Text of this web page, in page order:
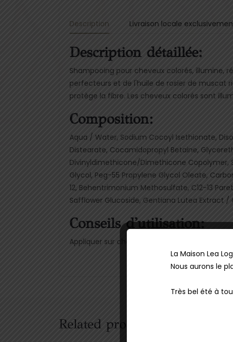
Description Livraison locale
Description détaillée:
Shampooing pour cheveux colorés, illumine,
perfecteurs et de l'huile de rosier de muscat
protège la fibre. Les cheveux colorés sont
Composition:
Aqua / Water, Sodium Cocoyl Isethionate,
Distearate, Cocamidopropyl Betaine,
Divinyldimethicone/Dimethicone Copolymer,
Glycol, Peg-55 Propylene Glycol Oleate,
12, Behentrimonium Methosulfate, C12-13
Safflower Glucoside, Gentiana Lutea Extract
Conseils d'utilisation:
Appliquer sur cheveux mouillés, masser et
Related products
La Maison Lea
Nous aurons le
Très bel été à